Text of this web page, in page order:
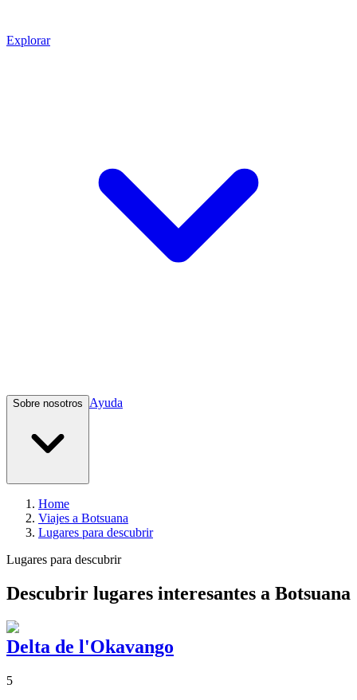
Explorar
Sobre nosotros Ayuda
Home
Viajes a Botsuana
Lugares para descubrir
Lugares para descubrir
Descubrir lugares interesantes a Botsuana
Delta de l'Okavango
5